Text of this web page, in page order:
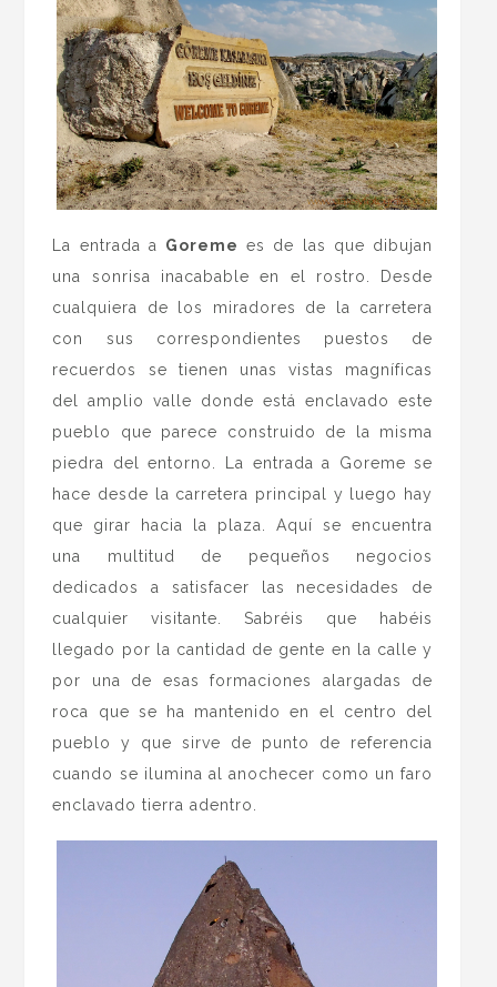
La entrada a Goreme es de las que dibujan
una sonrisa inacabable en el rostro. Desde
cualquiera de los miradores de la carretera
con sus correspondientes puestos de
recuerdos se tienen unas vistas magníficas
del amplio valle donde está enclavado este
pueblo que parece construido de la misma
piedra del entorno. La entrada a Goreme se
hace desde la carretera principal y luego hay
que girar hacia la plaza. Aquí se encuentra
una multitud de pequeños negocios
dedicados a satisfacer las necesidades de
cualquier visitante. Sabréis que habéis
llegado por la cantidad de gente en la calle y
por una de esas formaciones alargadas de
roca que se ha mantenido en el centro del
pueblo y que sirve de punto de referencia
cuando se ilumina al anochecer como un faro
enclavado tierra adentro.